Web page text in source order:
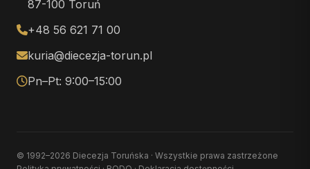
87-100 Toruń
+48 56 621 71 00
kuria@diecezja-torun.pl
Pn–Pt: 9:00–15:00
© 1992–2026 Diecezja Toruńska · Wszystkie prawa zastrzeżone